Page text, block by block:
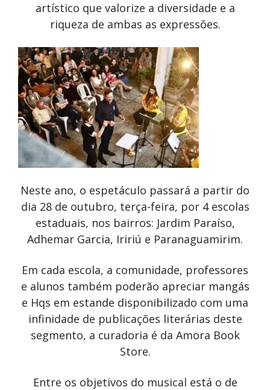
artístico que valorize a diversidade e a
riqueza de ambas as expressões.
Neste ano, o espetáculo passará a partir do
dia 28 de outubro, terça-feira, por 4 escolas
estaduais, nos bairros: Jardim Paraíso,
Adhemar Garcia, Iririú e Paranaguamirim.
Em cada escola, a comunidade, professores
e alunos também poderão apreciar mangás
e Hqs em estande disponibilizado com uma
infinidade de publicações literárias deste
segmento, a curadoria é da Amora Book
Store.
Entre os objetivos do musical está o de